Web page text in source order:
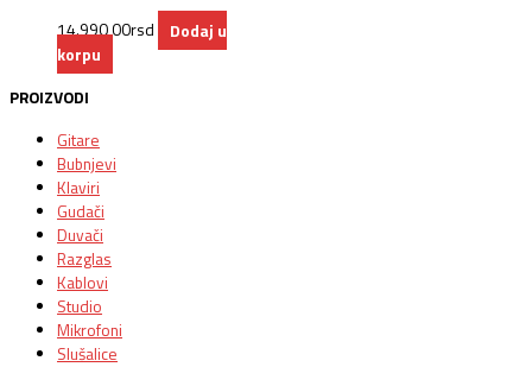
14.990,00rsd
Dodaj u
korpu
PROIZVODI
Gitare
Bubnjevi
Klaviri
Gudači
Duvači
Razglas
Kablovi
Studio
Mikrofoni
Slušalice